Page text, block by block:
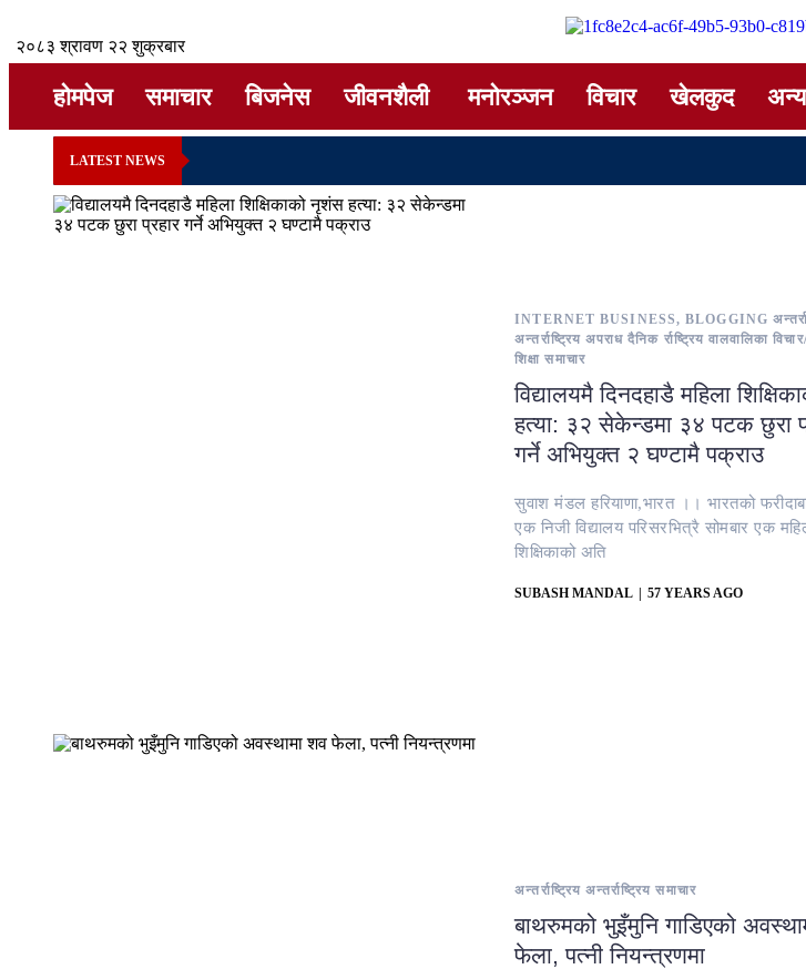
२०८३ श्रावण २२ शुक्रबार
होमपेज समाचार बिजनेस जीवनशैली मनोरञ्जन विचार खेलकुद अन्य
LATEST NEWS
INTERNET BUSINESS, BLOGGING
अन्तर्राष्ट्रिय अपराध दैनिक र्राष्ट्रिय वालवालिका
शिक्षा समाचार
विद्यालयमै दिनदहाडै महिला
हत्या: ३२ सेकेन्डमा ३४ पटक छुरा
गर्ने अभियुक्त २ घण्टामै पक्राउ
सुवाश मंडल ​हरियाणा,भारत ।। भारतको
एक निजी विद्यालय परिसरभित्रै सोमबार एक
शिक्षिकाको अति
SUBASH MANDAL 57 YEARS AGO
अन्तर्राष्ट्रिय अन्तर्राष्ट्रिय समाचार
बाथरुमको भुइँमुनि गाडिएको
फेला, पत्नी नियन्त्रणमा